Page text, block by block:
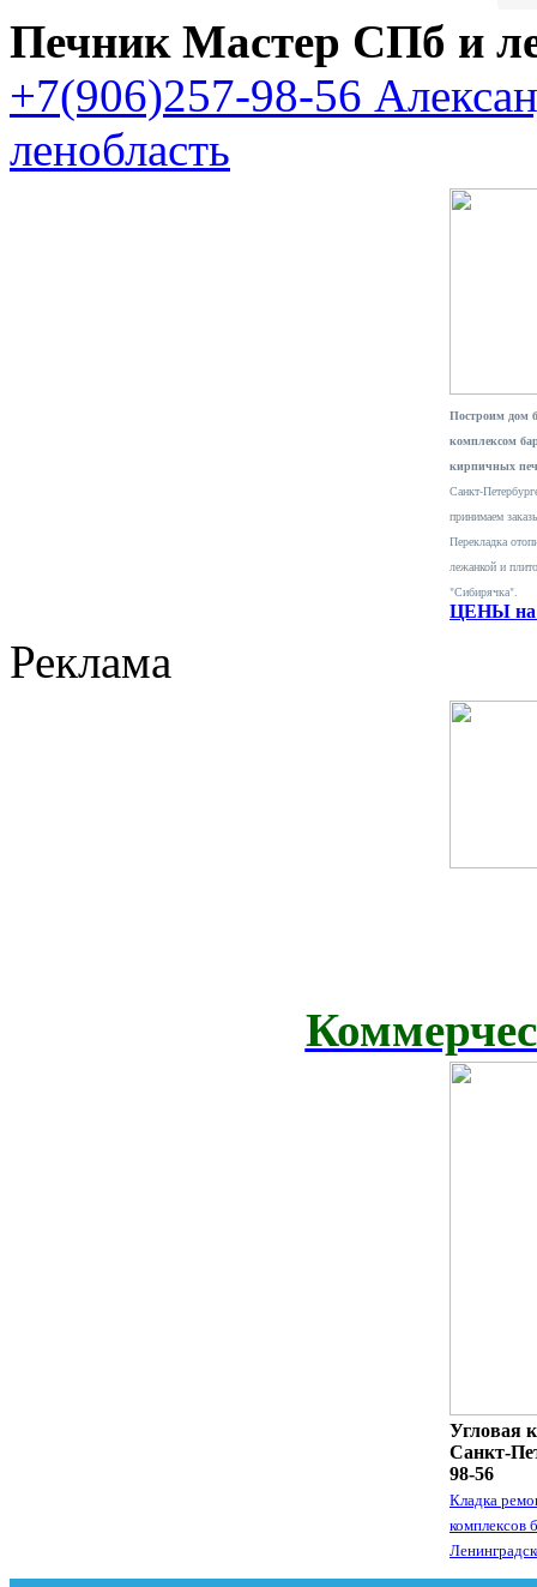
Печник Мастер СПб и
+7(906)257-98-56
ленобласть
Построим дом
комплексом
кирпичных
Санкт-
принимаем
Перекладка
лежанкой и
"Сибирячка".
ЦЕНЫ на
Реклама
Угловая
Санкт-
98-56
Кладка
комплексов